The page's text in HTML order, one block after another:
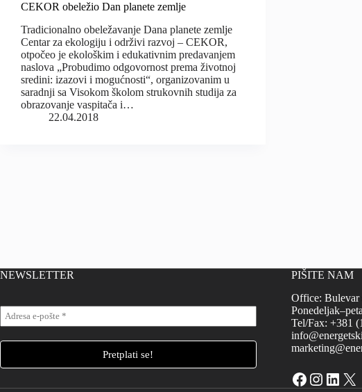
CEKOR obeležio Dan planete zemlje
Tradicionalno obeležavanje Dana planete zemlje
Centar za ekologiju i održivi razvoj – CEKOR,
otpočeo je ekološkim i edukativnim predavanjem
naslova „Probudimo odgovornost prema životnoj
sredini: izazovi i mogućnosti“, organizovanim u
saradnji sa Visokom školom strukovnih studija za
obrazovanje vaspitača i…
22.04.2018
NEWSLETTER
PIŠITE NAM
Office: Bulevar
Tel/Fax: +381
Facebook
X